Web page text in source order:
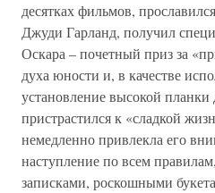
десятках фильмов,
Джуди Гарланд, получил
Оскара – почетный приз за
духа юности и, в качестве
установление высокой планки
пристрастился к «сладкой
немедленно привлекла его
наступление по всем
записками, роскошными